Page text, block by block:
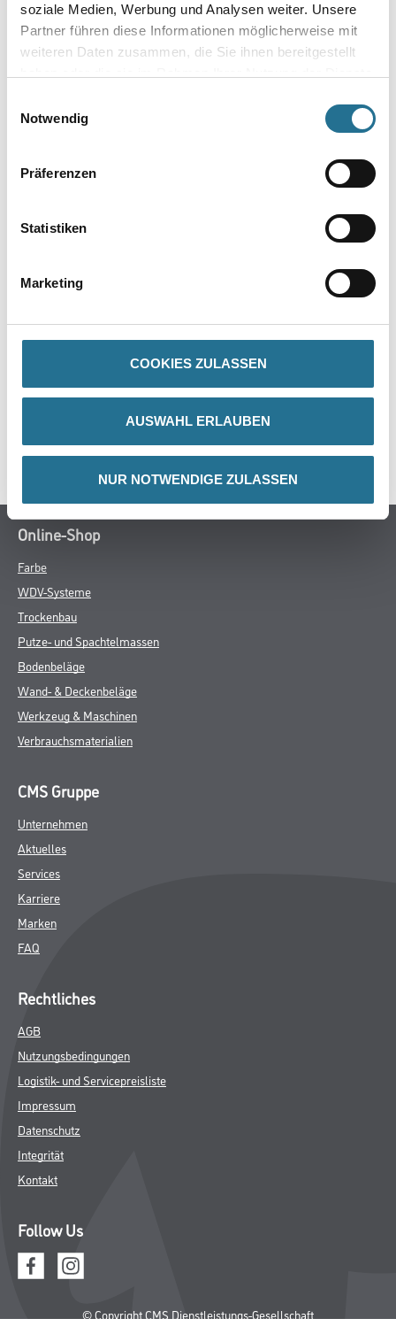
soziale Medien, Werbung und Analysen weiter. Unsere
Partner führen diese Informationen möglicherweise mit
weiteren Daten zusammen, die Sie ihnen bereitgestellt
Notwendig
Präferenzen
Statistiken
Marketing
COOKIES ZULASSEN
AUSWAHL ERLAUBEN
NUR NOTWENDIGE ZULASSEN
SPEZIFIKATIONEN
Online-Shop
Farbe
WDV-Systeme
Trockenbau
Putze- und Spachtelmassen
Bodenbeläge
Wand- & Deckenbeläge
Werkzeug & Maschinen
Verbrauchsmaterialien
CMS Gruppe
Unternehmen
Aktuelles
Services
Karriere
Marken
FAQ
Rechtliches
AGB
Nutzungsbedingungen
Logistik- und Servicepreisliste
Impressum
Datenschutz
Integrität
Kontakt
Follow Us
© Copyright CMS Dienstleistungs-Gesellschaft